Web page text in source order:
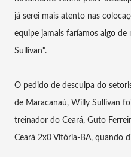
já serei mais atento nas
equipe jamais faríamos algo
Sullivan".
O pedido de desculpa do
de Maracanaú, Willy Sullivan
treinador do Ceará, Guto
Ceará 2x0 Vitória-BA, quando